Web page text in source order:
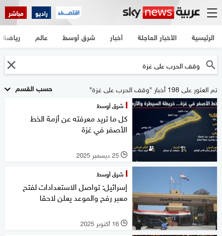
راديو مباشر
الرئيسية الأخبار العاجلة أخبار شرق أوسط عالم رياضة
حسب القسم تم العثور على 198 أخبار "وقف الحرب على غزة"
شرق أوسط
كل ما تريد معرفته عن أزمة الخط
الأصفر في غزة
l 25 ديسمبر 2025
شرق أوسط
إسرائيل: تواصل الاستعدادات لفتح
معبر رفح والموعد يعلن لاحقا
l 16 أكتوبر 2025